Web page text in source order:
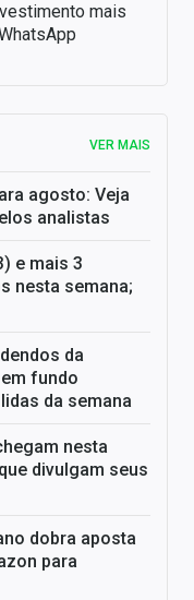
mais
VER MAIS
agosto: Veja
analistas
e mais 3
nesta semana;
da
fundo
da semana
nesta
divulgam seus
dobra aposta
para